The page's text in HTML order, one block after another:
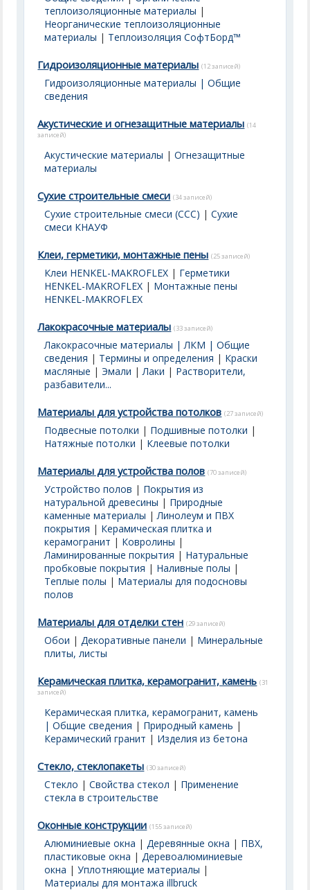
теплоизоляционные материалы |
Неорганические теплоизоляционные
материалы | Теплоизоляция СофтБорд™
Гидроизоляционные материалы (12 записей)
Гидроизоляционные материалы | Общие
сведения
Акустические и огнезащитные материалы (14
записей)
Акустические материалы |Огнезащитные
материалы
Сухие строительные смеси (34 записей)
Сухие строительные смеси (ССС) |Сухие
смеси КНАУФ
Клеи, герметики, монтажные пены (25 записей)
Клеи HENKEL-MAKROFLEX | Герметики
HENKEL-MAKROFLEX | Монтажные пены
HENKEL-MAKROFLEX
Лакокрасочные материалы (33 записей)
Лакокрасочные материалы | ЛКМ | Общие
сведения | Термины и определения | Краски
масляные |Эмали |Лаки | Растворители,
разбавители...
Материалы для устройства потолков (27 записей)
Подвесные потолки | Подшивные потолки |
Натяжные потолки | Клеевые потолки
Материалы для устройства полов (70 записей)
Устройство полов | Покрытия из
натуральной древесины | Природные
каменные материалы |Линолеум и ПВХ
покрытия | Керамическая плитка и
керамогранит | Ковролины |
Ламинированные покрытия | Натуральные
пробковые покрытия | Наливные полы |
Теплые полы | Материалы для подосновы
полов
Материалы для отделки стен (29 записей)
Обои |Декоративные панели | Минеральные
плиты, листы
Керамическая плитка, керамогранит, камень (31
записей)
Керамическая плитка, керамогранит, камень
| Общие сведения | Природный камень |
Керамический гранит | Изделия из бетона
Стекло, стеклопакеты (30 записей)
Стекло |Свойства стекол | Применение
стекла в строительстве
Оконные конструкции (155 записей)
Алюминиевые окна |Деревянные окна | ПВХ,
пластиковые окна |Деревоалюминиевые
окна |Уплотняющие материалы |
Материалы для монтажа illbruck